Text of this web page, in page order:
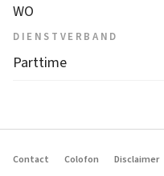
WO
DIENSTVERBAND
Parttime
Contact Colofon Disclaimer